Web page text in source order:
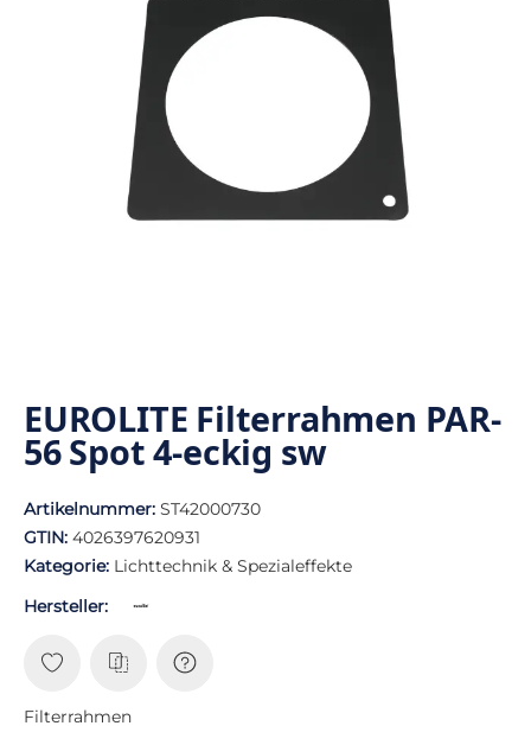
EUROLITE Filterrahmen PAR-
56 Spot 4-eckig sw
Artikelnummer: ST42000730
GTIN: 4026397620931
Kategorie: Lichttechnik & Spezialeffekte
Hersteller:
Filterrahmen